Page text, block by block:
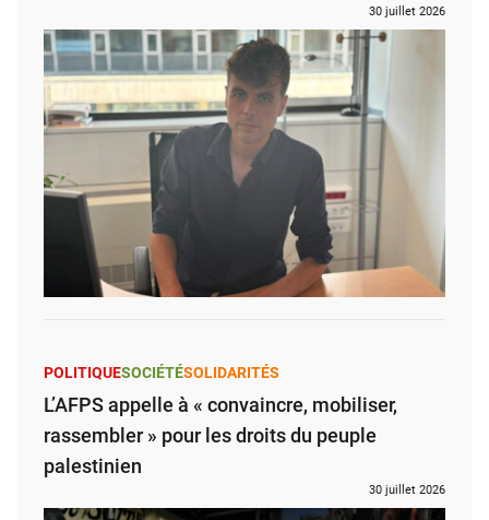
30 juillet 2026
POLITIQUESOCIÉTÉSOLIDARITÉS
L’AFPS appelle à « convaincre, mobiliser,
rassembler » pour les droits du peuple
palestinien
30 juillet 2026